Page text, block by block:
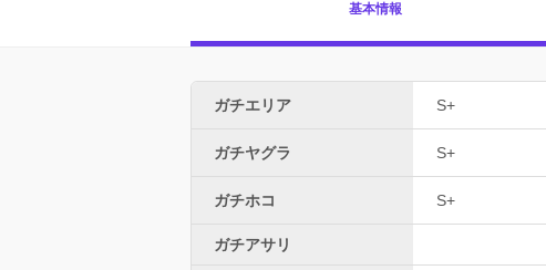
基本情報
ガチエリア S+
ガチヤグラ S+
ガチホコ S+
ガチアサリ